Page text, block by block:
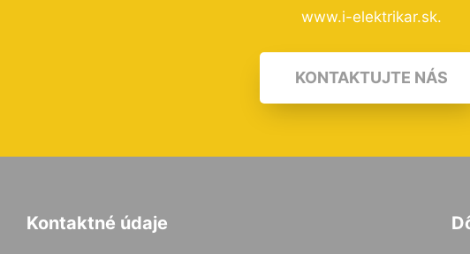
www.i-elektrikar.sk.
KONTAKTUJTE NÁS
Kontaktné údaje